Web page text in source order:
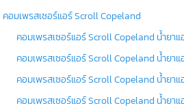
คอมเพรสเซอร์แอร์ Scroll Copeland
คอมเพรสเซอร์แอร์ Scroll Copeland น้ำยาแ
คอมเพรสเซอร์แอร์ Scroll Copeland น้ำยาแ
คอมเพรสเซอร์แอร์ Scroll Copeland น้ำยาแ
คอมเพรสเซอร์แอร์ Scroll Copeland น้ำยาแ